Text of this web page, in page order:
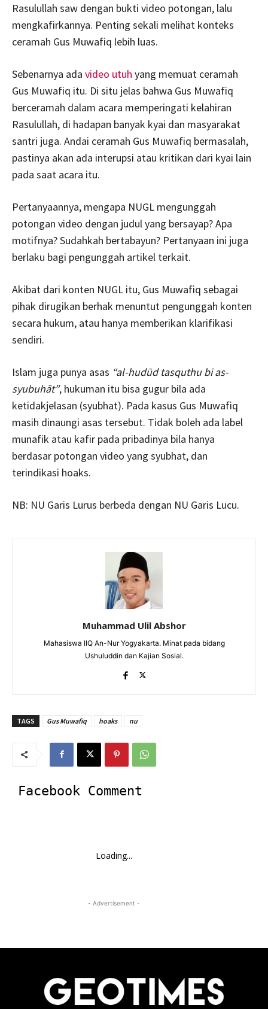
Rasulullah saw dengan bukti video potongan, lalu
mengkafirkannya. Penting sekali melihat konteks
ceramah Gus Muwafiq lebih luas.
Sebenarnya ada video utuh yang memuat ceramah
Gus Muwafiq itu. Di situ jelas bahwa Gus Muwafiq
berceramah dalam acara memperingati kelahiran
Rasulullah, di hadapan banyak kyai dan masyarakat
santri juga. Andai ceramah Gus Muwafiq bermasalah,
pastinya akan ada interupsi atau kritikan dari kyai lain
pada saat acara itu.
Pertanyaannya, mengapa NUGL mengunggah
potongan video dengan judul yang bersayap? Apa
motifnya? Sudahkah bertabayun? Pertanyaan ini juga
berlaku bagi pengunggah artikel terkait.
Akibat dari konten NUGL itu, Gus Muwafiq sebagai
pihak dirugikan berhak menuntut pengunggah konten
secara hukum, atau hanya memberikan klarifikasi
sendiri.
Islam juga punya asas “al-hudūd tasquthu bi as-
syubuhāt”, hukuman itu bisa gugur bila ada
ketidakjelasan (syubhat). Pada kasus Gus Muwafiq
masih dinaungi asas tersebut. Tidak boleh ada label
munafik atau kafir pada pribadinya bila hanya
berdasar potongan video yang syubhat, dan
terindikasi hoaks.
NB: NU Garis Lurus berbeda dengan NU Garis Lucu.
Muhammad Ulil Abshor
Mahasiswa IIQ An-Nur Yogyakarta. Minat pada bidang
Ushuluddin dan Kajian Sosial.
TAGS Gus Muwafiq hoaks nu
Facebook Comment
Loading...
- Advertisement -